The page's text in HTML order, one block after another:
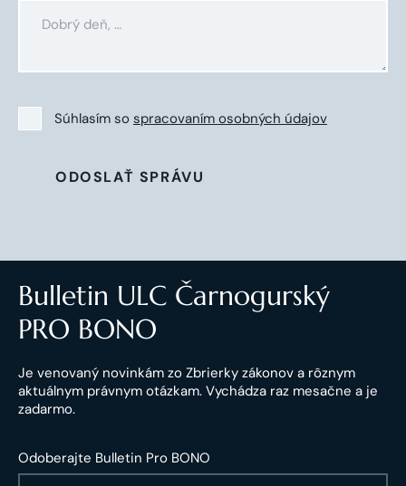
Súhlasím so spracovaním osobných údajov
ODOSLAŤ SPRÁVU
Bulletin ULC Čarnogurský
PRO BONO
Je venovaný novinkám zo Zbrierky zákonov a rôznym
aktuálnym právnym otázkam. Vychádza raz mesačne a je
zadarmo.
Odoberajte Bulletin Pro BONO